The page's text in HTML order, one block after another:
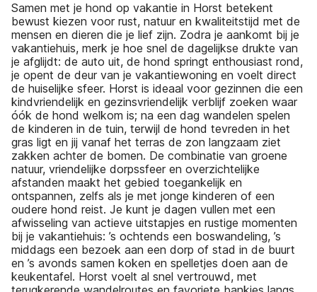
Samen met je hond op vakantie in Horst betekent
bewust kiezen voor rust, natuur en kwaliteitstijd met de
mensen en dieren die je lief zijn. Zodra je aankomt bij je
vakantiehuis, merk je hoe snel de dagelijkse drukte van
je afglijdt: de auto uit, de hond springt enthousiast rond,
je opent de deur van je vakantiewoning en voelt direct
de huiselijke sfeer. Horst is ideaal voor gezinnen die een
kindvriendelijk en gezinsvriendelijk verblijf zoeken waar
óók de hond welkom is; na een dag wandelen spelen
de kinderen in de tuin, terwijl de hond tevreden in het
gras ligt en jij vanaf het terras de zon langzaam ziet
zakken achter de bomen. De combinatie van groene
natuur, vriendelijke dorpssfeer en overzichtelijke
afstanden maakt het gebied toegankelijk en
ontspannen, zelfs als je met jonge kinderen of een
oudere hond reist. Je kunt je dagen vullen met een
afwisseling van actieve uitstapjes en rustige momenten
bij je vakantiehuis: ’s ochtends een boswandeling, ’s
middags een bezoek aan een dorp of stad in de buurt
en ’s avonds samen koken en spelletjes doen aan de
keukentafel. Horst voelt al snel vertrouwd, met